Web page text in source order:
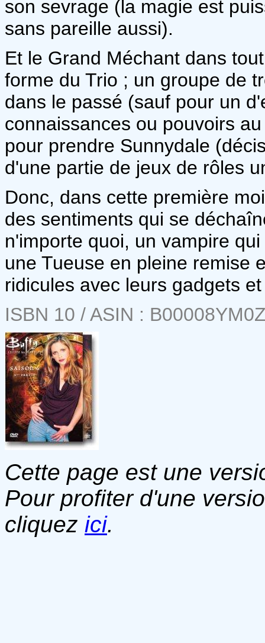
son sevrage (la magie est
sans pareille aussi).
Et le Grand Méchant dans
forme du Trio ; un groupe de
dans le passé (sauf pour un
connaissances ou pouvoirs
pour prendre Sunnydale
d'une partie de jeux de rôles
Donc, dans cette première
des sentiments qui se
n'importe quoi, un vampire
une Tueuse en pleine remise
ridicules avec leurs gadgets
ISBN 10 / ASIN :
Cette page est une
Pour profiter d'une
cliquez ici.